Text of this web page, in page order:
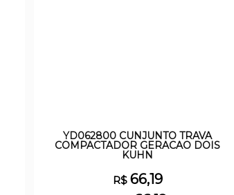
YD062800 CUNJUNTO TRAVA
COMPACTADOR GERACAO DOIS
KUHN
R$ 66,19